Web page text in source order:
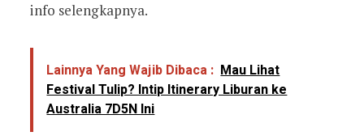
info selengkapnya.
Lainnya Yang Wajib Dibaca : Mau Lihat
Festival Tulip? Intip Itinerary Liburan ke
Australia 7D5N Ini